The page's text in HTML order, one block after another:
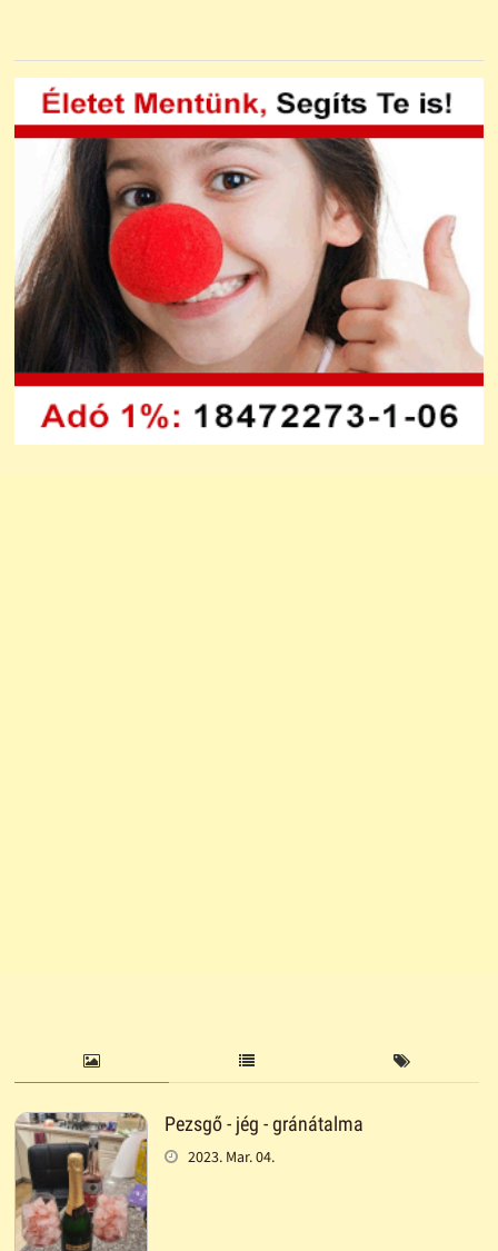
Pezsgő - jég - gránátalma
2023. Mar. 04.